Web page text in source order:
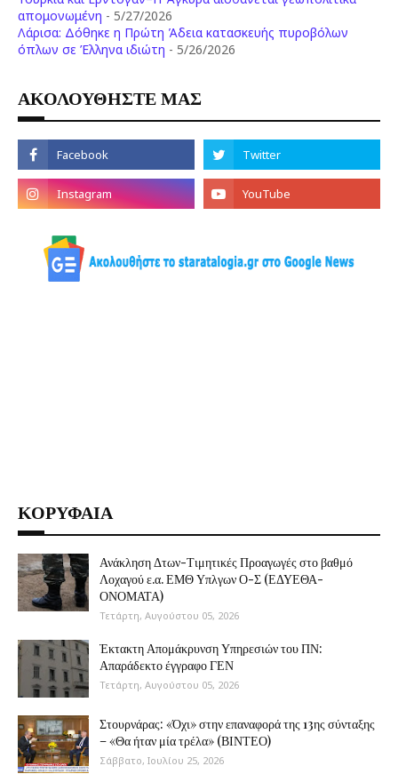
απομονωμένη - 5/27/2026
Λάρισα: Δόθηκε η Πρώτη Άδεια κατασκευής πυροβόλων
όπλων σε Έλληνα ιδιώτη - 5/26/2026
ΑΚΟΛΟΥΘΗΣΤΕ ΜΑΣ
ΚΟΡΥΦΑΙΑ
Ανάκληση Δτων-Τιμητικές Προαγωγές στο βαθμό
Λοχαγού ε.α. ΕΜΘ Υπλγων Ο-Σ (ΕΔΥΕΘΑ-
ΟΝΟΜΑΤΑ)
Τετάρτη, Αυγούστου 05, 2026
Έκτακτη Απομάκρυνση Υπηρεσιών του ΠΝ:
Απαράδεκτο έγγραφο ΓΕΝ
Τετάρτη, Αυγούστου 05, 2026
Στουρνάρας: «Όχι» στην επαναφορά της 13ης σύνταξης
– «Θα ήταν μία τρέλα» (ΒΙΝΤΕΟ)
Σάββατο, Ιουλίου 25, 2026